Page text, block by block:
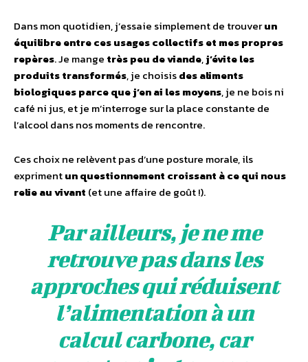
Dans mon quotidien, j’essaie simplement de trouverun
équilibre entre ces usages collectifs et mes propres
repères. Je mange très peu de viande,j’évite les
produits transformés, je choisisdes aliments
biologiques parce que j’en ai les moyens, je ne bois ni
café ni jus, et je m’interroge sur la place constante de
l’alcool dans nos moments de rencontre.
Ces choix ne relèvent pas d’une posture morale, ils
exprimentun questionnement croissant à ce qui nous
relie au vivant (et une affaire de goût !).
Par ailleurs, je ne me
retrouve pas dans les
approches qui réduisent
l’alimentation à un
calcul carbone, car